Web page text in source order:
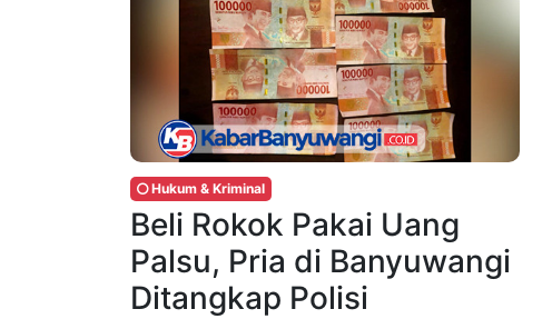
Hukum & Kriminal
Beli Rokok Pakai Uang
Palsu, Pria di Banyuwangi
Ditangkap Polisi